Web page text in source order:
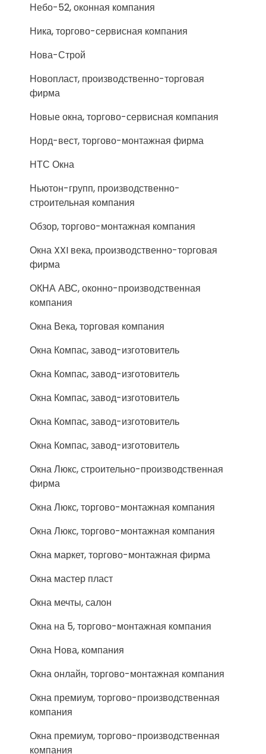
Небо-52, оконная компания
Ника, торгово-сервисная компания
Нова-Строй
Новопласт, производственно-торговая
фирма
Новые окна, торгово-сервисная компания
Норд-вест, торгово-монтажная фирма
НТС Окна
Ньютон-групп, производственно-
строительная компания
Обзор, торгово-монтажная компания
Окна XXI века, производственно-торговая
фирма
ОКНА АВС, оконно-производственная
компания
Окна Века, торговая компания
Окна Компас, завод-изготовитель
Окна Компас, завод-изготовитель
Окна Компас, завод-изготовитель
Окна Компас, завод-изготовитель
Окна Компас, завод-изготовитель
Окна Люкс, строительно-производственная
фирма
Окна Люкс, торгово-монтажная компания
Окна Люкс, торгово-монтажная компания
Окна маркет, торгово-монтажная фирма
Окна мастер пласт
Окна мечты, салон
Окна на 5, торгово-монтажная компания
Окна Нова, компания
Окна онлайн, торгово-монтажная компания
Окна премиум, торгово-производственная
компания
Окна премиум, торгово-производственная
компания